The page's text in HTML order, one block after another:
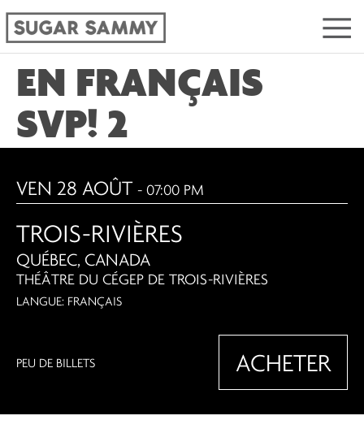
EN FRANÇAIS
SVP! 2
VEN 28 AOÛT - 07:00 PM
TROIS-RIVIÈRES
QUÉBEC, CANADA
THÉÂTRE DU CÉGEP DE TROIS-RIVIÈRES
LANGUE: FRANÇAIS
PEU DE BILLETS ACHETER